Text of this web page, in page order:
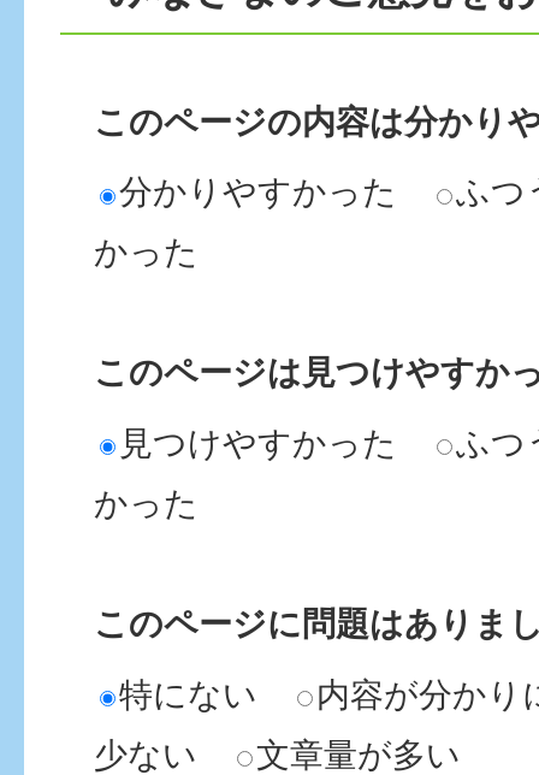
このページの内容は分かり
分かりやすかった
ふつ
かった
このページは見つけやすか
見つけやすかった
ふつ
かった
このページに問題はありま
特にない
内容が分かり
少ない
文章量が多い